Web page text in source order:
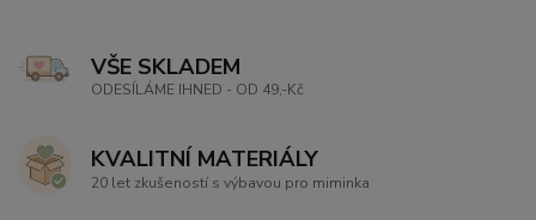
VŠE SKLADEM
ODESÍLÁME IHNED - OD 49,-Kč
KVALITNÍ MATERIÁLY
20 let zkušeností s výbavou pro miminka